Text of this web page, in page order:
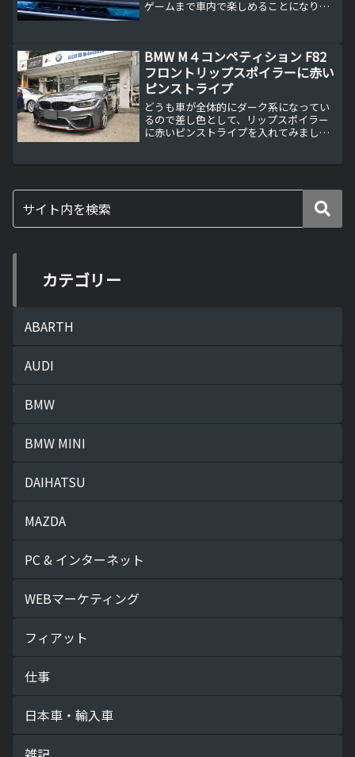
ゲームまで車内で楽しめることになりそ
BMW M４コンペティション F82
フロントリップスポイラーに赤い
ピンストライプ
どうも車が全体的にダーク系になってい
るので差し色として、リップスポイラー
に赤いピンストライプを入れてみまし
カテゴリー
ABARTH
AUDI
BMW
BMW MINI
DAIHATSU
MAZDA
PC & インターネット
WEBマーケティング
フィアット
仕事
日本車・輸入車